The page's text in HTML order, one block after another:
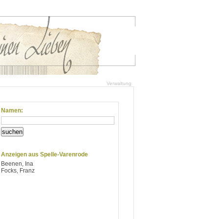
Verwaltung
Namen:
suchen
Anzeigen aus Spelle-Varenrode
Beenen, Ina
Focks, Franz